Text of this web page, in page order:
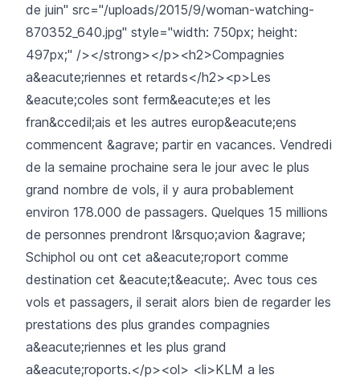
de juin" src="/uploads/2015/9/woman-watching-
870352_640.jpg" style="width: 750px; height:
497px;" /></strong></p><h2>Compagnies
a&eacute;riennes et retards</h2><p>Les
&eacute;coles sont ferm&eacute;es et les
fran&ccedil;ais et les autres europ&eacute;ens
commencent &agrave; partir en vacances. Vendredi
de la semaine prochaine sera le jour avec le plus
grand nombre de vols, il y aura probablement
environ 178.000 de passagers. Quelques 15 millions
de personnes prendront l&rsquo;avion &agrave;
Schiphol ou ont cet a&eacute;roport comme
destination cet &eacute;t&eacute;. Avec tous ces
vols et passagers, il serait alors bien de regarder les
prestations des plus grandes compagnies
a&eacute;riennes et les plus grand
a&eacute;roports.</p><ol> <li>KLM a les